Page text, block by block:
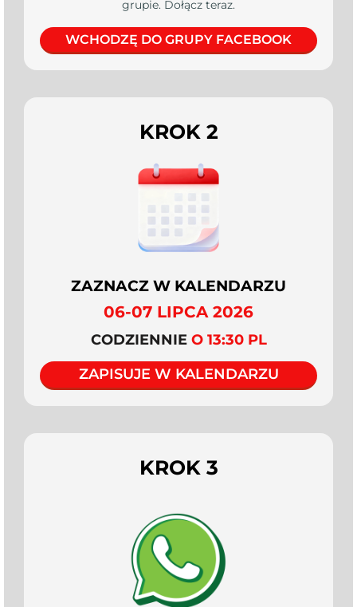
grupie. Dołącz teraz.
WCHODZĘ DO GRUPY FACEBOOK
KROK 2
ZAZNACZ W KALENDARZU
06-07 LIPCA 2026
CODZIENNIE O 13:30 PL
ZAPISUJE W KALENDARZU
KROK 3